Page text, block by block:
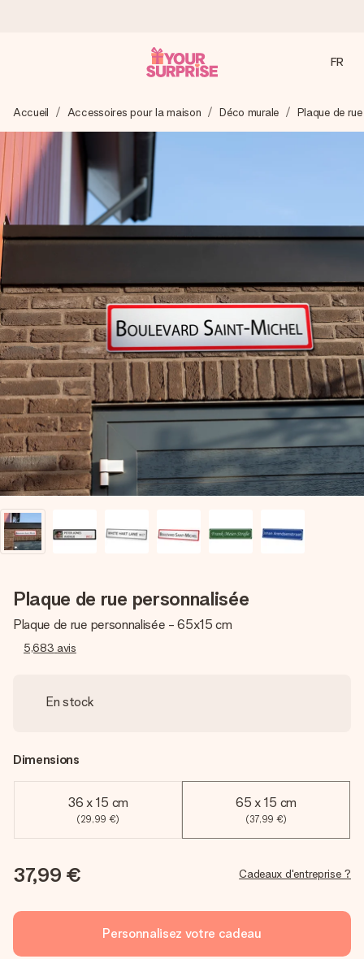
Nous préparons votre cadeau avec attention et l’envoyons
en un éclair – pour que vous puissiez l’offrir au bon moment,
quand cela compte le plus.
4,9 (sur la base de +15 000 avis)
Nos cadeaux sont appréciés. Les clients nous attribuent
Carte de vœux gratuite
Créez quelque chose d’unique en quelques étapes – avec
son prénom, votre photo ou un message qui touche le cœur.
Sans complications, juste tout l’amour pour le moment idéal.
FR
Accueil Accessoires pour la maison Déco murale Plaque de rue
Plaque de rue personnalisée
Plaque de rue personnalisée - 65x15 cm
5,683 avis
En stock
Dimensions
36 x 15 cm
(29,99 €)
65 x 15 cm
(37,99 €)
37,99 € Cadeaux d'entreprise ?
Personnalisez votre cadeau